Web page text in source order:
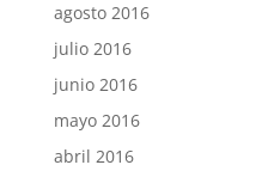
agosto 2016
julio 2016
junio 2016
mayo 2016
abril 2016